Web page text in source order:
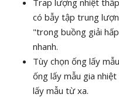
có bẫy tập trung
"trong buồng giải
nhanh.
Tùy chọn ống lấy
ống lấy mẫu gia
lấy mẫu từ xa.